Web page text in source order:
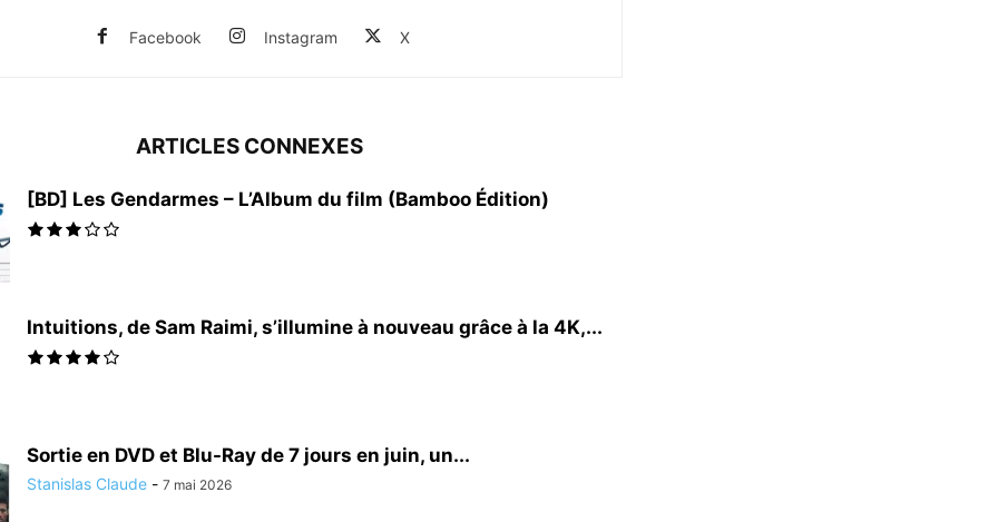
Facebook Instagram X
ARTICLES CONNEXES
[BD] Les Gendarmes – L’Album du film (Bamboo Édition)
Intuitions, de Sam Raimi, s’illumine à nouveau grâce à la 4K,...
Sortie en DVD et Blu-Ray de 7 jours en juin, un...
Stanislas Claude - 7 mai 2026